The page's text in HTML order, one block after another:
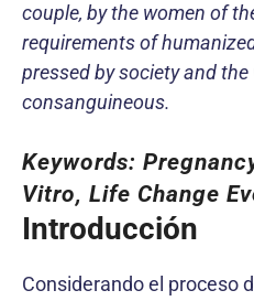
couple, by the women of
requirements of
pressed by society and
consanguineous.
Keywords:
Vitro, Life Change
Introducción
Considerando el proceso